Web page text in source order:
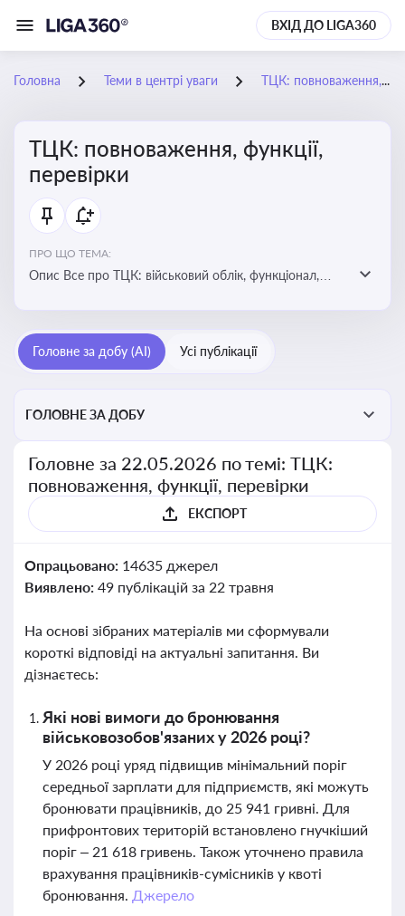
ВХІД ДО LIGA360
Головна Теми в центрі уваги ТЦК: повноваження, функції, перевірки
ТЦК: повноваження, функції,
перевірки
ПРО ЩО ТЕМА:
Опис Все про ТЦК: військовий облік, функціонал,
Головне за добу (AI) Усі публікації
ГОЛОВНЕ ЗА ДОБУ
Головне за 22.05.2026 по темі: ТЦК:
повноваження, функції, перевірки
ЕКСПОРТ
Опрацьовано: 14635 джерел
Виявлено: 49 публікацій за 22 травня
На основі зібраних матеріалів ми сформували
короткі відповіді на актуальні запитання. Ви
дізнаєтесь:
Які нові вимоги до бронювання
військовозобов'язаних у 2026 році?
У 2026 році уряд підвищив мінімальний поріг
середньої зарплати для підприємств, які можуть
бронювати працівників, до 25 941 гривні. Для
прифронтових територій встановлено гнучкіший
поріг – 21 618 гривень. Також уточнено правила
врахування працівників-сумісників у квоті
бронювання. Джерело